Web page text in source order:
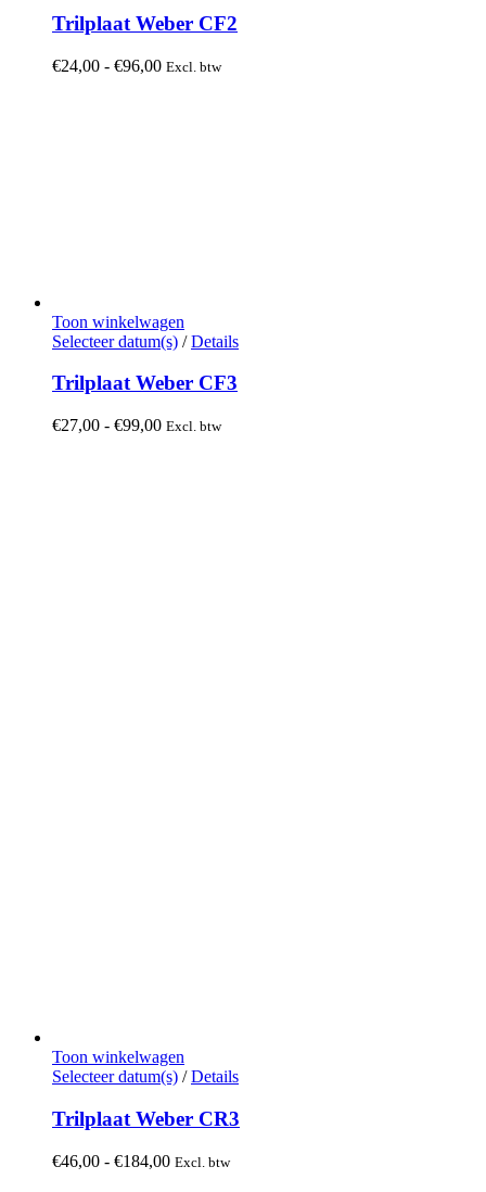
heeft
meerdere
variaties.
Deze
Trilplaat Weber CF2
€24,00 - €96,00Prijsklasse:
Excl. btw
Toon winkelwagen
Selecteer datum(s) Dit
heeft
variaties.
/ Details
Trilplaat Weber CF3
€27,00 - €99,00Prijsklasse:
Excl. btw
Toon winkelwagen
Selecteer datum(s) Dit
heeft
meerdere
variaties.
Deze
/ Details
Trilplaat Weber CR3
€46,00 - €184,00Prijsklasse:
Excl. btw